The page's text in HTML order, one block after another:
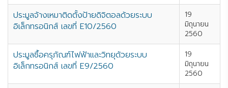
ประมูลจ้างเหมาติดตั้งป้ายดิจิตอลด้วยระบบ
อิเล็กทรอนิกส์ เลขที่ E10/2560
19
มิถุนายน
2560
ประมูลซื้อครุภัณฑ์ไฟฟ้าและวิทยุด้วยระบบ
อิเล็กทรอนิกส์ เลขที่ E9/2560
19
มิถุนายน
2560